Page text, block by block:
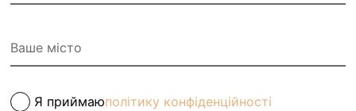
Я приймаюполітику конфіденційності